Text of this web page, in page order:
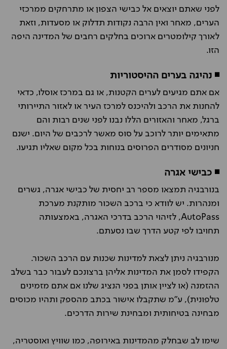
לפני שאתם יוצאים אל כבישי הצפון או מתרחקים ממרכזי
הערים, מאחר ואין הרבה נקודות תדלוק או מסעדות, וזאת
לאורך קילומטרים ארוכים בחלקים רחבים של המדינה היפה
הזו.
◾ נהיגה בערים ההיסטוריות
אם אתם מגיעים לערים הקטנות, או גם במרכז אוסלו, כדאי
להחנות את הרכב ולהיכנס למרכז העיר או לאזור התיירותי
ברגל, מאחר והאזורים הללו נבנו לפני שנים רבות והם
מתאימים יותר לרוכב על סוס מאשר לרכבים של היום. ישנם
חניונים מסודרים הפרוסים בנוחות בכל מקום שאליו תגיעו.
◾ כבישי אגרה
בנורבגיה תמצאו מספר רב יחסית של כבישי אגרה, גשרים
ומנהרות. יש לוודא כי ברכב השכור מותקנת מערכת
AutoPass, לזיהוי הרכב בדרכי האגרה, באמצעותה
תחויבו לפי קטע הדרך שבו נסעתם.
מנורבגיה ניתן לצאת למדינות שכנות עם הרכב השכור.
הקפידו לסמן את המדינות אליהן ברצונכם לעבור כבר בשלב
ההזמנה (או לציין אותן בפני הנציג שלנו אם אתם מזמינים
טלפונית), ע"מ שתקבלו אישור בכתב מהספק ותהיו מכוסים
מבחינה בטיחותית ומבחינת שירות הדרכים.
שימו לב שבחלק מהמדינות באירופה, כמו שוויץ ואוסטריה,